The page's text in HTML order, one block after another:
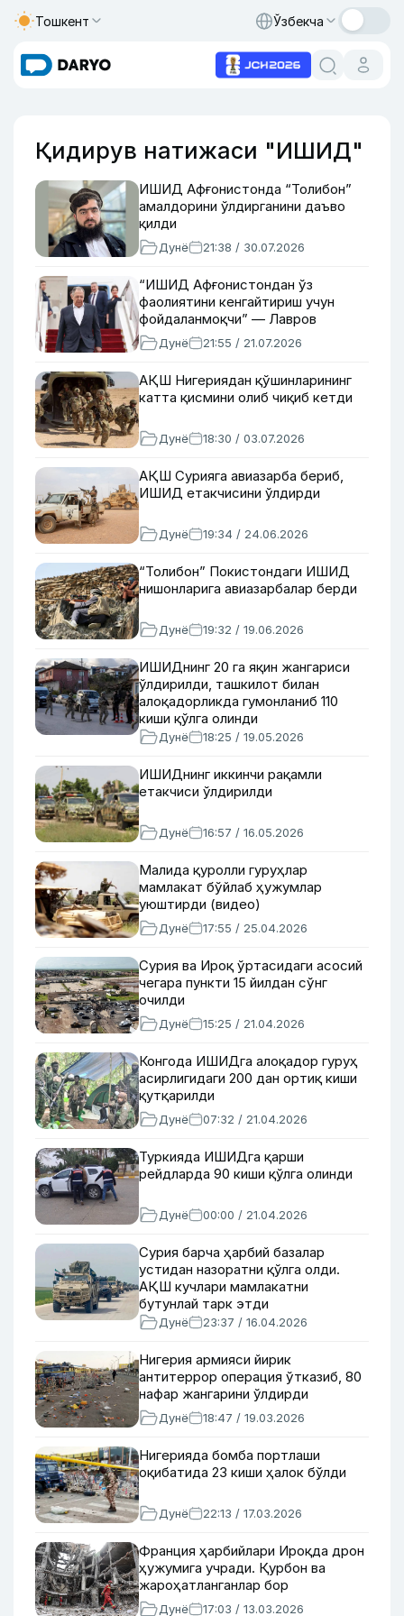
Тошкент Ўзбекча
Қидирув натижаси "ИШИД"
ИШИД Афғонистонда “Толибон”
амалдорини ўлдирганини даъво
қилди
Дунё 21:38 / 30.07.2026
“ИШИД Афғонистондан ўз
фаолиятини кенгайтириш учун
фойдаланмоқчи” — Лавров
Дунё 21:55 / 21.07.2026
АҚШ Нигериядан қўшинларининг
катта қисмини олиб чиқиб кетди
Дунё 18:30 / 03.07.2026
АҚШ Сурияга авиазарба бериб,
ИШИД етакчисини ўлдирди
Дунё 19:34 / 24.06.2026
“Толибон” Покистондаги ИШИД
нишонларига авиазарбалар берди
Дунё 19:32 / 19.06.2026
ИШИДнинг 20 га яқин жангариси
ўлдирилди, ташкилот билан
алоқадорликда гумонланиб 110
киши қўлга олинди
Дунё 18:25 / 19.05.2026
ИШИДнинг иккинчи рақамли
етакчиси ўлдирилди
Дунё 16:57 / 16.05.2026
Малида қуролли гуруҳлар
мамлакат бўйлаб ҳужумлар
уюштирди (видео)
Дунё 17:55 / 25.04.2026
Сурия ва Ироқ ўртасидаги асосий
чегара пункти 15 йилдан сўнг
очилди
Дунё 15:25 / 21.04.2026
Конгода ИШИДга алоқадор гуруҳ
асирлигидаги 200 дан ортиқ киши
қутқарилди
Дунё 07:32 / 21.04.2026
Туркияда ИШИДга қарши
рейдларда 90 киши қўлга олинди
Дунё 00:00 / 21.04.2026
Сурия барча ҳарбий базалар
устидан назоратни қўлга олди.
АҚШ кучлари мамлакатни
бутунлай тарк этди
Дунё 23:37 / 16.04.2026
Нигерия армияси йирик
антитеррор операция ўтказиб, 80
нафар жангарини ўлдирди
Дунё 18:47 / 19.03.2026
Нигерияда бомба портлаши
оқибатида 23 киши ҳалок бўлди
Дунё 22:13 / 17.03.2026
Франция ҳарбийлари Ироқда дрон
ҳужумига учради. Қурбон ва
жароҳатланганлар бор
Дунё 17:03 / 13.03.2026